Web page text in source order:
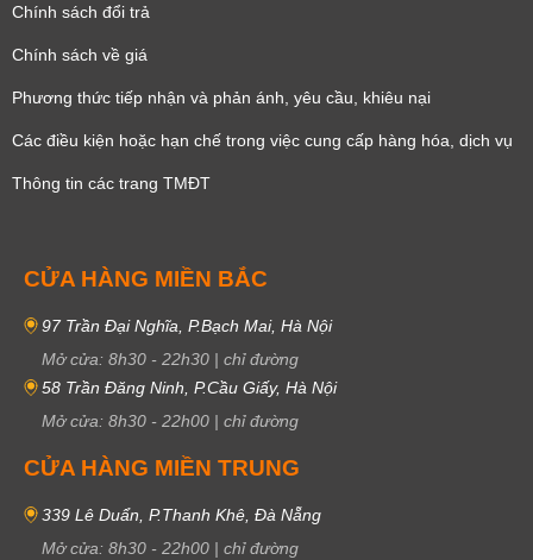
Chính sách đổi trả
Chính sách về giá
Phương thức tiếp nhận và phản ánh, yêu cầu, khiêu nại
Các điều kiện hoặc hạn chế trong việc cung cấp hàng hóa, dịch vụ
Thông tin các trang TMĐT
CỬA HÀNG MIỀN BẮC
97 Trần Đại Nghĩa, P.Bạch Mai, Hà Nội
Mở cửa: 8h30 - 22h30 | chỉ đường
58 Trần Đăng Ninh, P.Cầu Giấy, Hà Nội
Mở cửa: 8h30 - 22h00 | chỉ đường
CỬA HÀNG MIỀN TRUNG
339 Lê Duẩn, P.Thanh Khê, Đà Nẵng
Mở cửa: 8h30 - 22h00 | chỉ đường